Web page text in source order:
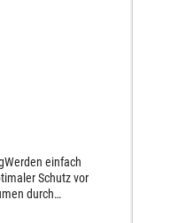
einfach
Schutz vor
durch